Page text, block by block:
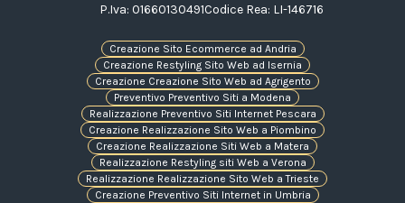
P.Iva: 01660130491Codice Rea: LI-146716
Creazione Sito Ecommerce ad Andria
Creazione Restyling Sito Web ad Isernia
Creazione Creazione Sito Web ad Agrigento
Preventivo Preventivo Siti a Modena
Realizzazione Preventivo Siti Internet Pescara
Creazione Realizzazione Sito Web a Piombino
Creazione Realizzazione Siti Web a Matera
Realizzazione Restyling siti Web a Verona
Realizzazione Realizzazione Sito Web a Trieste
Creazione Preventivo Siti Internet in Umbria